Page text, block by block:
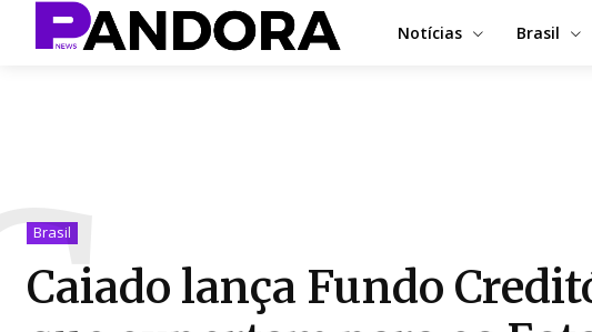
Notícias Brasil
Brasil
Caiado lança Fundo